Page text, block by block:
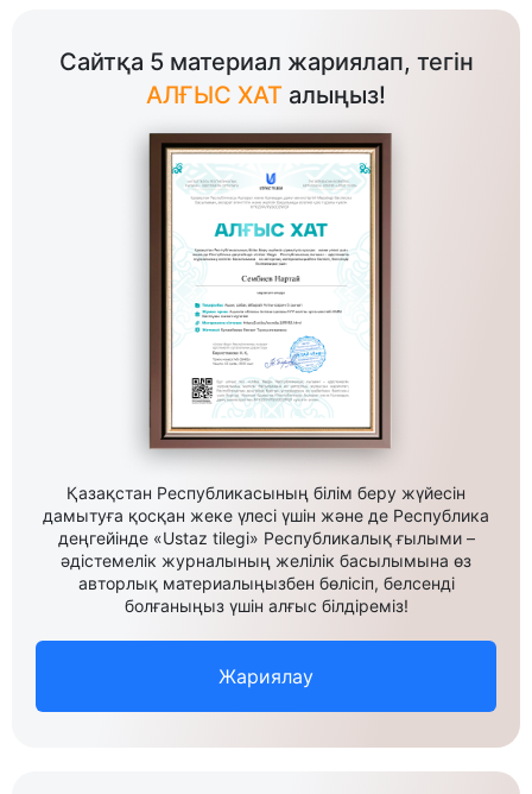
Сайтқа 5 материал жариялап, тегін
АЛҒЫС ХАТ алыңыз!
Қазақстан Республикасының білім беру жүйесін
дамытуға қосқан жеке үлесі үшін және де Республика
деңгейінде «Ustaz tilegi» Республикалық ғылыми –
әдістемелік журналының желілік басылымына өз
авторлық материалыңызбен бөлісіп, белсенді
болғаныңыз үшін алғыс білдіреміз!
Жариялау